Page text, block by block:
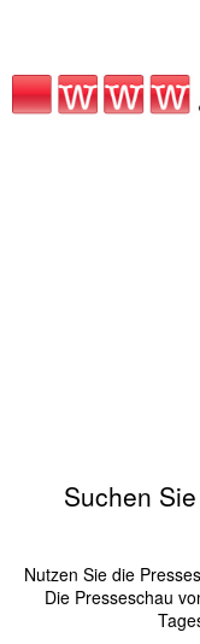
Suchen
Nutzen Sie die
Die Presseschau